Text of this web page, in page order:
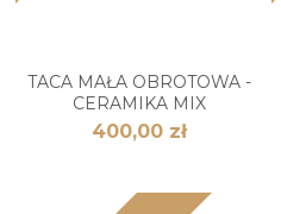
TACA MAŁA OBROTOWA -
CERAMIKA MIX
400,00 zł